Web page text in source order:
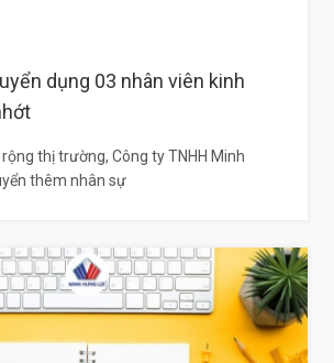
dụng 03 nhân viên kinh
thị trường, Công ty TNHH Minh
thêm nhân sự